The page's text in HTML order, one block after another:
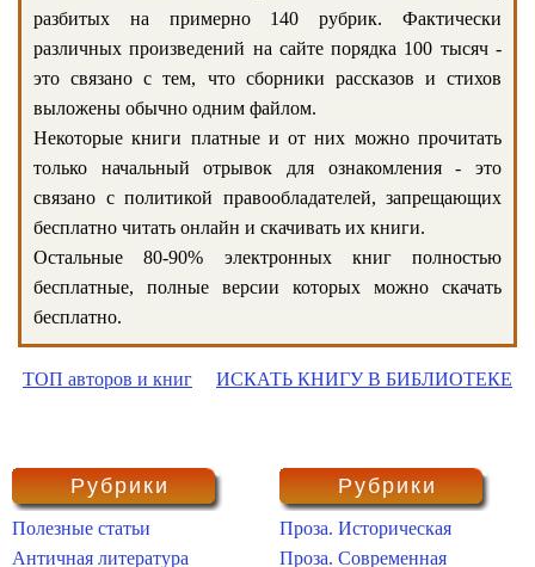
разбитых на примерно 140 рубрик. Фактически
различных произведений на сайте порядка 100 тысяч -
это связано с тем, что сборники рассказов и стихов
выложены обычно одним файлом.
Некоторые книги платные и от них можно прочитать
только начальный отрывок для ознакомления - это
связано с политикой правообладателей, запрещающих
бесплатно читать онлайн и скачивать их книги.
Остальные 80-90% электронных книг полностью
бесплатные, полные версии которых можно скачать
бесплатно.
ТОП авторов и книг ИСКАТЬ КНИГУ В БИБЛИОТЕКЕ
Рубрики
Полезные статьи
Античная литература
Рубрики
Проза. Историческая
Проза. Современная